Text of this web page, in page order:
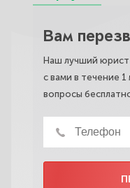
Вам
Наш лучший юрист
с вами в течение
вопросы